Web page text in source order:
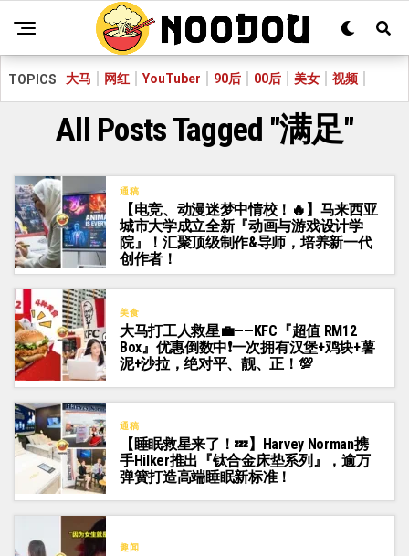
TOPICS 大马 网红 YouTuber 90后 00后 美女 视频
All Posts Tagged "满足"
通稿
【电竞、动漫迷梦中情校！🔥】马来西亚
城市大学成立全新『动画与游戏设计学
院』！汇聚顶级制作&导师，培养新一代
创作者！
美食
大马打工人救星💼——KFC『超值 RM12
Box』优惠倒数中❗一次拥有汉堡+鸡块+薯
泥+沙拉，绝对平、靓、正！💯
通稿
【睡眠救星来了！💤】Harvey Norman携
手Hilker推出『钛合金床垫系列』，逾万
弹簧打造高端睡眠新标准！
趣闻